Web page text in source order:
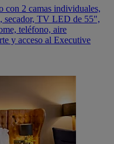
con 2 camas individuales,
secador, TV LED de 55",
teléfono, aire
y acceso al Executive